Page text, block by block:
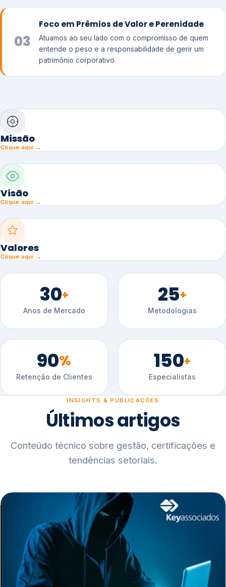
03
Foco em Prêmios de Valor e Perenidade
Atuamos ao seu lado com o compromisso de quem
entende o peso e a responsabilidade de gerir um
patrimônio corporativo.
Missão
Clique aqui →
Visão
Clique aqui →
Valores
Clique aqui →
30+
Anos de Mercado
25+
Metodologias
90%
Retenção de Clientes
150+
Especialistas
INSIGHTS & PUBLICAÇÕES
Últimos artigos
Conteúdo técnico sobre gestão, certificações e
tendências setoriais.